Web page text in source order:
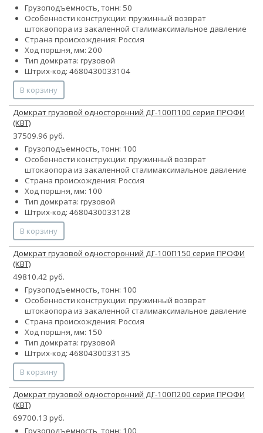
Грузоподъемность, тонн: 50
Особенности конструкции: пружинный возврат
штокаопора из закаленной сталимаксимальное давление
Страна происхождения: Россия
Ход поршня, мм: 200
Тип домкрата: грузовой
Штрих-код: 4680430033104
В корзину
Домкрат грузовой односторонний ДГ-100П100 серия ПРОФИ
(КВТ)
37509.96 руб.
Грузоподъемность, тонн: 100
Особенности конструкции: пружинный возврат
штокаопора из закаленной сталимаксимальное давление
Страна происхождения: Россия
Ход поршня, мм: 100
Тип домкрата: грузовой
Штрих-код: 4680430033128
В корзину
Домкрат грузовой односторонний ДГ-100П150 серия ПРОФИ
(КВТ)
49810.42 руб.
Грузоподъемность, тонн: 100
Особенности конструкции: пружинный возврат
штокаопора из закаленной сталимаксимальное давление
Страна происхождения: Россия
Ход поршня, мм: 150
Тип домкрата: грузовой
Штрих-код: 4680430033135
В корзину
Домкрат грузовой односторонний ДГ-100П200 серия ПРОФИ
(КВТ)
69700.13 руб.
Грузоподъемность, тонн: 100